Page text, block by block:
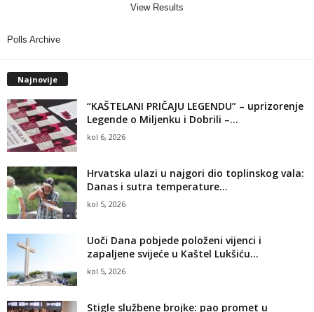
View Results
Polls Archive
Najnovije
“KAŠTELANI PRIČAJU LEGENDU” – uprizorenje
Legende o Miljenku i Dobrili –...
kol 6, 2026
Hrvatska ulazi u najgori dio toplinskog vala:
Danas i sutra temperature...
kol 5, 2026
Uoči Dana pobjede položeni vijenci i
zapaljene svijeće u Kaštel Lukšiću...
kol 5, 2026
Stigle službene brojke: pao promet u